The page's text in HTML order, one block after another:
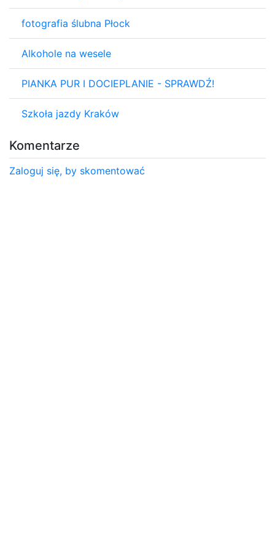
fotografia ślubna Płock
Alkohole na wesele
PIANKA PUR I DOCIEPLANIE - SPRAWDŹ!
Szkoła jazdy Kraków
Komentarze
Zaloguj się, by skomentować